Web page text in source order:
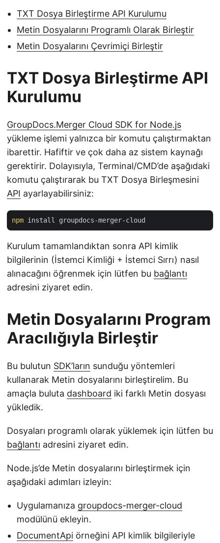
TXT Dosya Birleştirme API Kurulumu
Metin Dosyalarını Programlı Olarak Birleştir
Metin Dosyalarını Çevrimiçi Birleştir
TXT Dosya Birleştirme API
Kurulumu
GroupDocs.Merger Cloud SDK for Node.js
yükleme işlemi yalnızca bir komutu çalıştırmaktan
ibarettir. Hafiftir ve çok daha az sistem kaynağı
gerektirir. Dolayısıyla, Terminal/CMD’de aşağıdaki
komutu çalıştırarak bu TXT Dosya Birleşmesini
API ayarlayabilirsiniz:
npm
Kurulum tamamlandıktan sonra API kimlik
bilgilerinin (İstemci Kimliği + İstemci Sırrı) nasıl
alınacağını öğrenmek için lütfen bu bağlantı
adresini ziyaret edin.
Metin Dosyalarını Program
Aracılığıyla Birleştir
Bu bulutun SDK’ların sunduğu yöntemleri
kullanarak Metin dosyalarını birleştirelim. Bu
amaçla buluta dashboard iki farklı Metin dosyası
yükledik.
Dosyaları programlı olarak yüklemek için lütfen bu
bağlantı adresini ziyaret edin.
Node.js’de Metin dosyalarını birleştirmek için
aşağıdaki adımları izleyin:
Uygulamanıza groupdocs-merger-cloud
modülünü ekleyin.
DocumentApi örneğini API kimlik bilgileriyle